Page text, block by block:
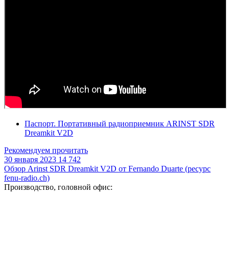
Паспорт. Портативный радиоприемник ARINST SDR
Dreamkit V2D
Рекомендуем прочитать
30 января 2023 14 742
Обзор Arinst SDR Dreamkit V2D от Fernando Duarte (ресурс
fenu-radio.ch)
Производство, головной офис: